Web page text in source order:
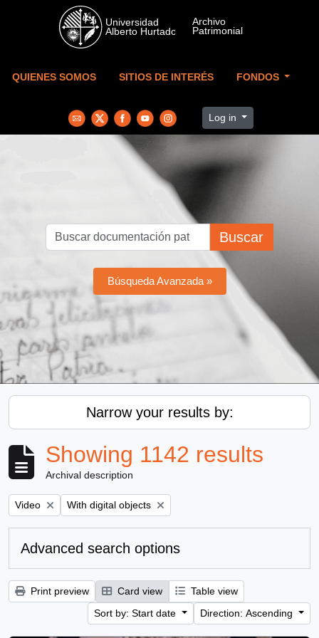
Skip to main content
QUIENES SOMOS SITIOS DE INTERÉS FONDOS
Log in
Buscar
Búsqueda Avanzada »
Narrow your results by:
Showing 1142 results
Archival description
Remove filter:
Video Remove filter:
With digital objects
Advanced search options
Print preview Card view
Table view
Sort by: Start date
Direction: Ascending